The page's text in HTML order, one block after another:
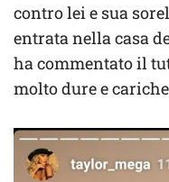
contro lei e sua
entrata nella casa
ha commentato il
molto dure e